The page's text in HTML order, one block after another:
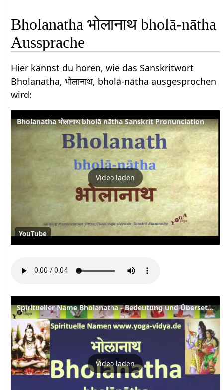
Bholanatha भोलानाथ bholā-nātha
Aussprache
Hier kannst du hören, wie das Sanskritwort
Bholanatha, भोलानाथ, bholā-nātha ausgesprochen
wird:
Bholanatha भोलानाथ bholā nātha Sanskrit Pronunciation
Video laden
YouTube
Spiritueller Name Bholanatha - Bedeutung und Übersetzung aus dem Sanskrit
Video laden